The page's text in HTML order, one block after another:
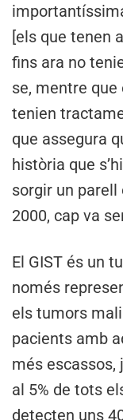
[els que tenen
fins ara no
se, mentre que
tenien
que assegura
història que
sorgir un
2000, cap va
El GIST és un
només
els tumors
pacients amb
més escassos,
al 5% de tots
detecten uns